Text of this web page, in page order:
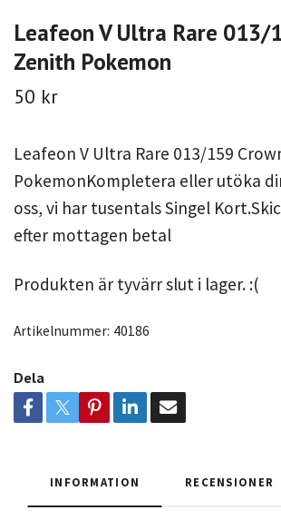
Leafeon V Ultra Rare 013/
Zenith Pokemon
50 kr
Leafeon V Ultra Rare 013/159
PokemonKompletera eller utöka
oss, vi har tusentals Singel
efter mottagen betal
Produkten är tyvärr slut i lager. :(
Artikelnummer: 40186
Dela
INFORMATION RECENSIONER